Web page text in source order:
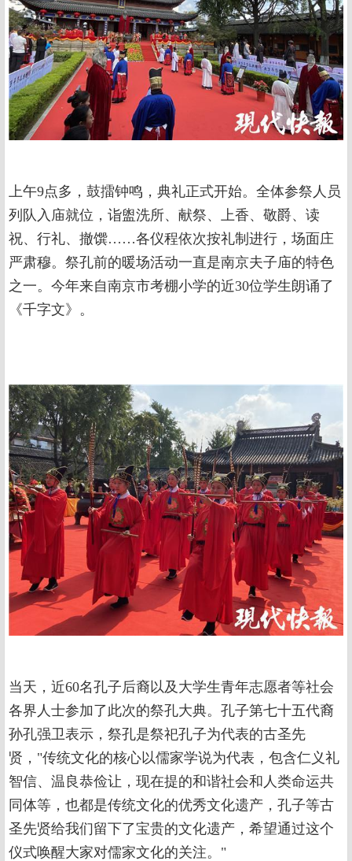
上午9点多，鼓擂钟鸣，典礼正式开始。全体参祭人员
列队入庙就位，诣盥洗所、献祭、上香、敬爵、读
祝、行礼、撤馔……各仪程依次按礼制进行，场面庄
严肃穆。祭孔前的暖场活动一直是南京夫子庙的特色
之一。今年来自南京市考棚小学的近30位学生朗诵了
《千字文》。
当天，近60名孔子后裔以及大学生青年志愿者等社会
各界人士参加了此次的祭孔大典。孔子第七十五代裔
孙孔强卫表示，祭孔是祭祀孔子为代表的古圣先
贤，"传统文化的核心以儒家学说为代表，包含仁义礼
智信、温良恭俭让，现在提的和谐社会和人类命运共
同体等，也都是传统文化的优秀文化遗产，孔子等古
圣先贤给我们留下了宝贵的文化遗产，希望通过这个
仪式唤醒大家对儒家文化的关注。"